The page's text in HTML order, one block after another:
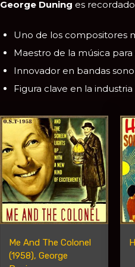
George Duning es
Uno de los compositores
Maestro de la música
Innovador en bandas
Figura clave en la
Me And The Colonel
(1958), George